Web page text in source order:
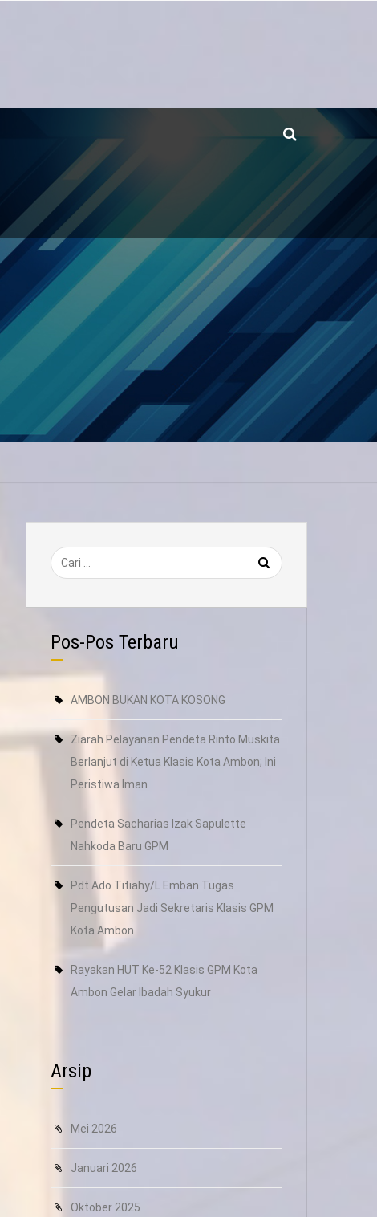
Pos-Pos Terbaru
AMBON BUKAN KOTA KOSONG
Ziarah Pelayanan Pendeta Rinto Muskita
Berlanjut di Ketua Klasis Kota Ambon; Ini
Peristiwa Iman
Pendeta Sacharias Izak Sapulette
Nahkoda Baru GPM
Pdt Ado Titiahy/L Emban Tugas
Pengutusan Jadi Sekretaris Klasis GPM
Kota Ambon
Rayakan HUT Ke-52 Klasis GPM Kota
Ambon Gelar Ibadah Syukur
Arsip
Mei 2026
Januari 2026
Oktober 2025